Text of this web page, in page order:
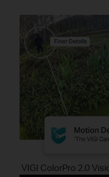
VIGI ColorPro 2.0